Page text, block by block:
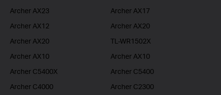
Archer AX23
Archer AX17
Archer AX12
Archer AX20
Archer AX20
TL-WR1502X
Archer AX10
Archer AX10
Archer C5400X
Archer C5400
Archer C4000
Archer C2300